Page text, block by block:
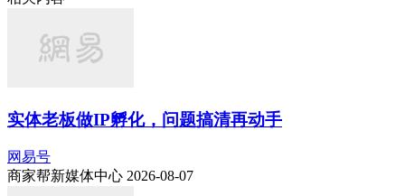
实体老板做IP孵化，问题搞清再动手
网易号
商家帮新媒体中心 2026-08-07